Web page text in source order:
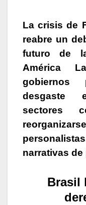
La crisis de
reabre un
futuro de
América
gobiernos
desgaste
sectores
narrativas
Brasil